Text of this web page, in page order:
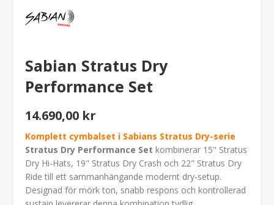
Sabian Stratus Dry
Performance Set
14.690,00 kr
Komplett cymbalset i Sabians Stratus Dry-serie
Stratus Dry Performance Set kombinerar 15" Stratus
Dry Hi-Hats, 19" Stratus Dry Crash och 22" Stratus Dry
Ride till ett sammanhängande modernt dry-setup.
Designad för mörk ton, snabb respons och kontrollerad